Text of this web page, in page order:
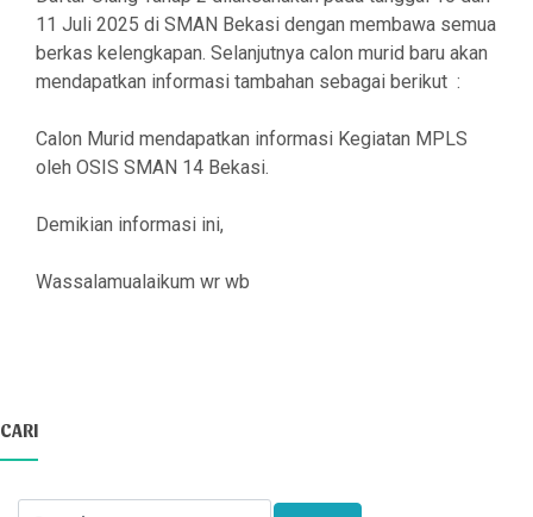
11 Juli 2025 di SMAN Bekasi dengan membawa semua
berkas kelengkapan. Selanjutnya calon murid baru akan
mendapatkan informasi tambahan sebagai berikut :
Calon Murid mendapatkan informasi Kegiatan MPLS
oleh OSIS SMAN 14 Bekasi.
Demikian informasi ini,
Wassalamualaikum wr wb
CARI